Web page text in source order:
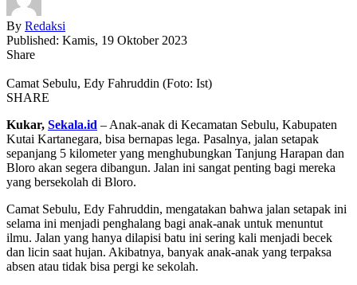
By Redaksi
Published: Kamis, 19 Oktober 2023
Share
Camat Sebulu, Edy Fahruddin (Foto: Ist)
SHARE
Kukar, Sekala.id – Anak-anak di Kecamatan Sebulu, Kabupaten
Kutai Kartanegara, bisa bernapas lega. Pasalnya, jalan setapak
sepanjang 5 kilometer yang menghubungkan Tanjung Harapan dan
Bloro akan segera dibangun. Jalan ini sangat penting bagi mereka
yang bersekolah di Bloro.
Camat Sebulu, Edy Fahruddin, mengatakan bahwa jalan setapak ini
selama ini menjadi penghalang bagi anak-anak untuk menuntut
ilmu. Jalan yang hanya dilapisi batu ini sering kali menjadi becek
dan licin saat hujan. Akibatnya, banyak anak-anak yang terpaksa
absen atau tidak bisa pergi ke sekolah.